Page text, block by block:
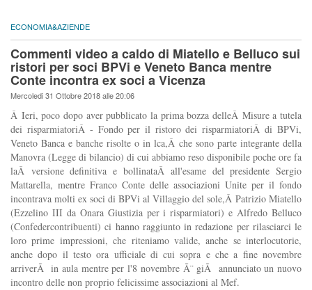
ECONOMIA&AZIENDE
Commenti video a caldo di Miatello e Belluco sui
ristori per soci BPVi e Veneto Banca mentre
Conte incontra ex soci a Vicenza
Mercoledi 31 Ottobre 2018 alle 20:06
Â Ieri, poco dopo aver pubblicato la prima bozza delleÂ Misure a tutela
dei risparmiatoriÂ - Fondo per il ristoro dei risparmiatoriÂ di BPVi,
Veneto Banca e banche risolte o in lca,Â che sono parte integrante della
Manovra (Legge di bilancio) di cui abbiamo reso disponibile poche ore fa
laÂ versione definitiva e bollinataÂ all'esame del presidente Sergio
Mattarella, mentre Franco Conte delle associazioni Unite per il fondo
incontrava molti ex soci di BPVi al Villaggio del sole,Â Patrizio Miatello
(Ezzelino III da Onara Giustizia per i risparmiatori) e Alfredo Belluco
(Confedercontribuenti) ci hanno raggiunto in redazione per rilasciarci le
loro prime impressioni, che riteniamo valide, anche se interlocutorie,
anche dopo il testo ora ufficiale di cui sopra e che a fine novembre
arriverÃ in aula mentre per l'8 novembre Ã¨ giÃ annunciato un nuovo
incontro delle non proprio felicissime associazioni al Mef.